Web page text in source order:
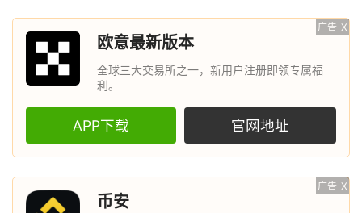
广告 X
欧意最新版本
全球三大交易所之一，新用户注册即领专属福
利。
APP下载 官网地址
广告 X
币安